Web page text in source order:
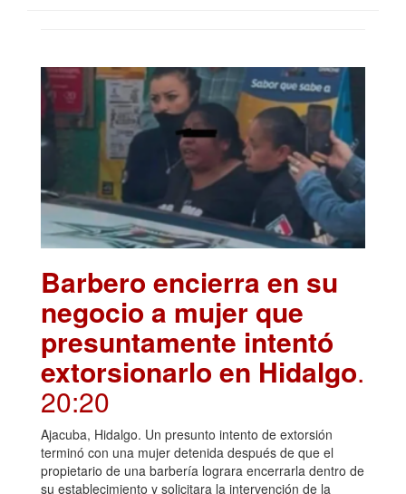
Barbero encierra en su
negocio a mujer que
presuntamente intentó
extorsionarlo en Hidalgo.
20:20
Ajacuba, Hidalgo. Un presunto intento de extorsión
terminó con una mujer detenida después de que el
propietario de una barbería lograra encerrarla dentro de
su establecimiento y solicitara la intervención de la